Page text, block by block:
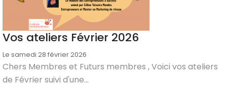
Vos ateliers Février 2026
Le samedi 28 février 2026
Chers Membres et Futurs membres , Voici vos ateliers
de Février suivi d'une...